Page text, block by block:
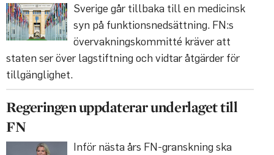
Sverige går tillbaka till en medicinsk
syn på funktionsnedsättning. FN:s
övervakningskommitté kräver att
staten ser över lagstiftning och vidtar åtgärder för
tillgänglighet.
Regeringen uppdaterar underlaget till
FN
Inför nästa års FN-granskning ska